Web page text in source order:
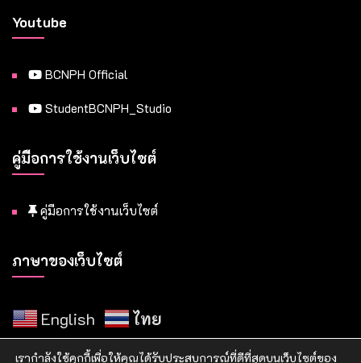
Youtube
BCNPH Official
StudentBCNPH_Studio
คู่มือการใช้งานเว็บไซต์
คู่มือการใช้งานเว็บไซต์
ภาษาของเว็บไซต์
English ไทย
เรากำลังใช้คุกกี้เพื่อให้คุณได้รับประสบการณ์ที่ดีที่สุดบนเว็บไซต์ของ